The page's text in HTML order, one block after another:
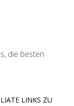
die besten
LINKS ZU